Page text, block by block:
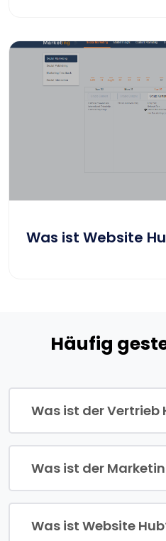
Was ist Website
Häufig
Was ist der Vertrieb
Was ist der
Was ist Website